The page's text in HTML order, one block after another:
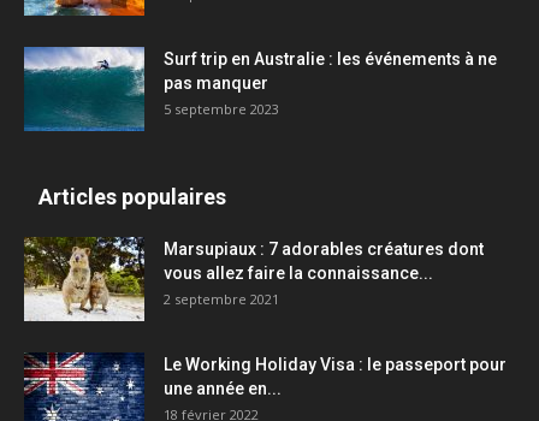
Surf trip en Australie : les événements à ne
pas manquer
5 septembre 2023
Articles populaires
Marsupiaux : 7 adorables créatures dont
vous allez faire la connaissance...
2 septembre 2021
Le Working Holiday Visa : le passeport pour
une année en...
18 février 2022